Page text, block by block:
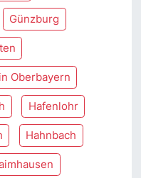
Günzburg
Oberbayern
Hafenlohr
Hahnbach